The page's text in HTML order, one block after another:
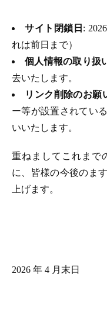
サイト閉鎖日 :
れは前日まで）
個人情報の取り扱
去いたします。
リンク削除のお願
ー等が設置されてい
いいたします。
重ねましてこれまで
に、皆様の今後のま
上げます。
2026 年 4 月末日